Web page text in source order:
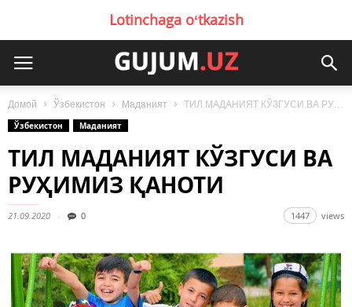
Lotinchaga oʻtkazish
Домой Ўзбекистон Маданият
ТИЛ МАДАНИЯТ КЎЗГУСИ ВА РУҲИМИЗ ҚАНОТИ
Ўзбекистон
Маданият
ТИЛ МАДАНИЯТ КЎЗГУСИ ВА
РУҲИМИЗ ҚАНОТИ
21.09.2020 0 1447 views